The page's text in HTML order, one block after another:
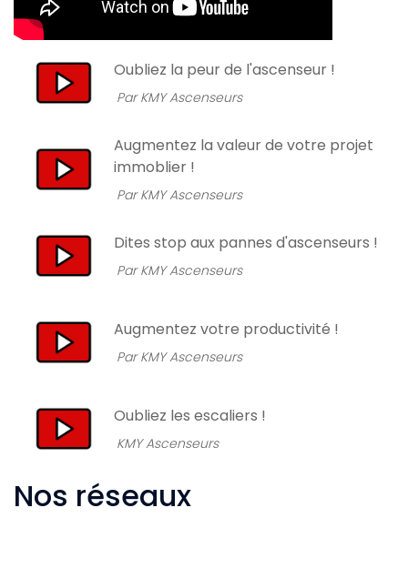
Oubliez la peur de l'ascenseur !
Par KMY Ascenseurs
Augmentez la valeur de votre projet
immoblier !
Par KMY Ascenseurs
Dites stop aux pannes d'ascenseurs !
Par KMY Ascenseurs
Augmentez votre productivité !
Par KMY Ascenseurs
Oubliez les escaliers !
KMY Ascenseurs
Nos réseaux